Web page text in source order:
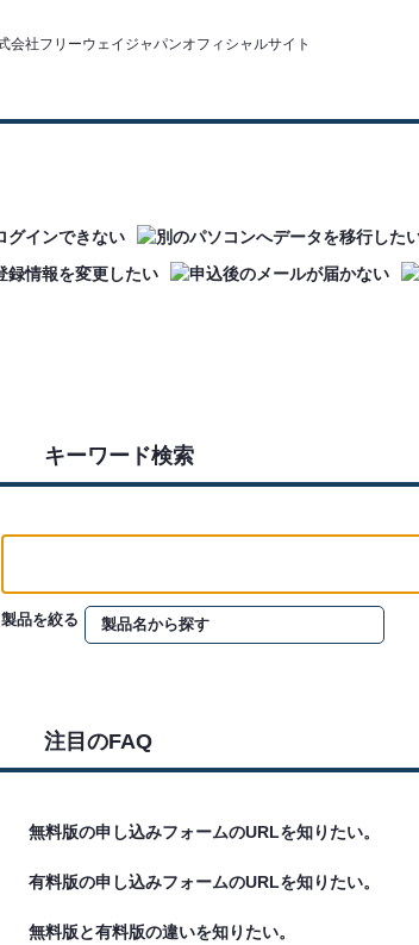
キーワード検索
製品を絞る
注目のFAQ
無料版の申し込みフォームのURLを知りたい。
有料版の申し込みフォームのURLを知りたい。
無料版と有料版の違いを知りたい。